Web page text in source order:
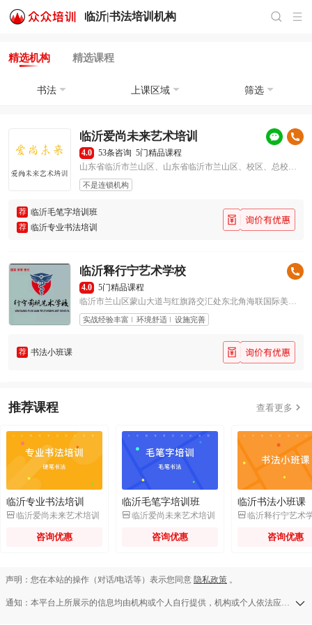
临沂|书法培训 机构
精选机构 精选课程
书法 上课区域 筛选
临沂爱尚未来艺术培训
4.0 53条咨询 5门精品课程
山东省临沂市兰山区、山东省临沂市兰山区、校区、总校（兰山校区）
不是连锁机构
荐 临沂毛笔字培训班
荐 临沂专业书法培训
临沂释行宁艺术学校
4.0
5门精品课程
临沂市兰山区蒙山大道与红旗路交汇处东北角海联国际美食节东侧
实战经验丰富 环境舒适 设施完善
荐 书法小班课
推荐课程 查看更多 
临沂专业书法培训
临沂爱尚未来艺术培训
咨询优惠
临沂毛笔字培训班
临沂爱尚未来艺术培训
咨询优惠
临沂书法小班课
临沂释行宁艺术
咨询优惠
声明：您在本站的操作（对话/电话等）表示您同意 隐私政策 。
通知：本平台上所展示的信息均由机构或个人自行提供，机构或个人依法应对其提供的任何信息承担全部责任，本平台对此等信息的准确性、完整性、合法性或真实性均不承担任何责任，若发现侵权行为可发送举报邮件至a13583138709@126.com。